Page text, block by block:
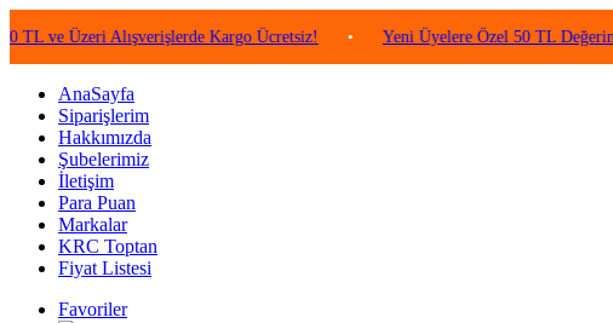
Üzeri Alışverişlerde Kargo Ücretsiz! • Yeni Üyelere Özel 50 TL Değerinde
AnaSayfa
Siparişlerim
Hakkımızda
Şubelerimiz
İletişim
Para Puan
Markalar
KRC Toptan
Fiyat Listesi
Favoriler